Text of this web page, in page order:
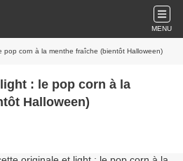
MENU
pop corn à la menthe fraîche (bientôt Halloween)
: le pop corn à la
Halloween)